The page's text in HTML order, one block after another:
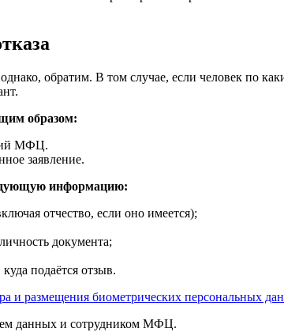
обратим. В том случае, если человек по
образом:
МФЦ.
заявление.
информацию:
отчество, если оно имеется);
документа;
подаётся отзыв.
и размещения биометрических персональных
данных и сотрудником МФЦ.